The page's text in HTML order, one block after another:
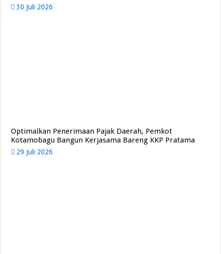
30 Juli 2026
Optimalkan Penerimaan Pajak Daerah, Pemkot
Kotamobagu Bangun Kerjasama Bareng KKP Pratama
29 Juli 2026